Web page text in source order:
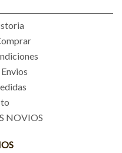
NOVIOS